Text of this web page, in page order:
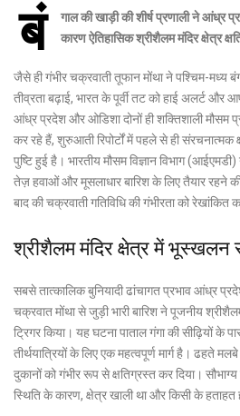
बं
गाल की खाड़ी की शीर्ष प्रणाली ने आंध्र
कारण ऐतिहासिक श्रीशैलम मंदिर क्षेत्र
जैसे ही गंभीर चक्रवाती तूफान मोंथा ने पश्चिम-मध्य
तीव्रता बढ़ाई, भारत के पूर्वी तट को हाई अलर्ट और
आंध्र प्रदेश और ओडिशा दोनों ही शक्तिशाली मौसम
कर रहे हैं, शुरुआती रिपोर्टों में पहले से ही संरचनात्मक
पुष्टि हुई है। भारतीय मौसम विज्ञान विभाग
तेज़ हवाओं और मूसलाधार बारिश के लिए तैयार रहने
बाद की चक्रवाती गतिविधि की गंभीरता को रेखांकित
श्रीशैलम मंदिर क्षेत्र में भूस्खलन
सबसे तात्कालिक बुनियादी ढांचागत प्रभाव आंध्र
चक्रवात मोंथा से जुड़ी भारी बारिश ने पूजनीय
ट्रिगर किया। यह घटना पाताल गंगा की सीढ़ियों के
तीर्थयात्रियों के लिए एक महत्वपूर्ण मार्ग है। ढहते
दुकानों को गंभीर रूप से क्षतिग्रस्त कर दिया।
स्थिति के कारण, क्षेत्र खाली था और किसी के हताहत